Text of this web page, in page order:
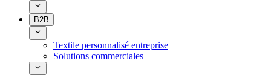
B2B
Textile personnalisé entreprise
Solutions commerciales